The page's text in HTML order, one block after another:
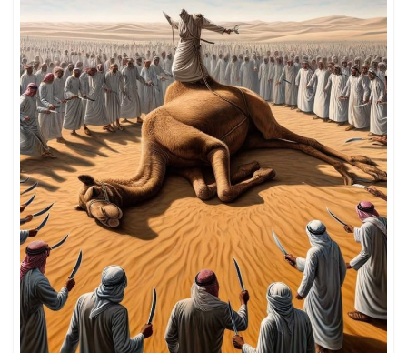
رؤية الآخرة وأحداثها
الطَّعام والشَّراب
الأشياء والمقتنيات
الإنسان بأحواله وصفاته
الحيوانات والحشرات
سور القرآن الكريم
الأنبياء والصحابة
العبادات والشعائر الدينية